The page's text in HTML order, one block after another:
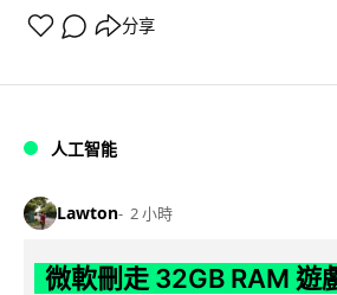
分享
人工智能
Lawton 2 小時
微軟刪走 32GB RAM 遊